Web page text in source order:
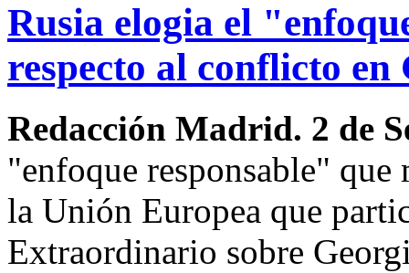
Rusia elogia el
respecto al conflicto en
Redacción Madrid. 2 de
"enfoque responsable"
la Unión Europea que
Extraordinario sobre